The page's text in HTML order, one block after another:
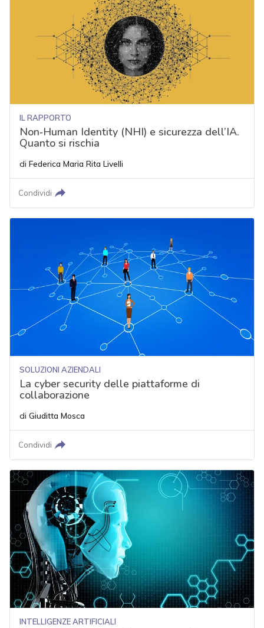
IL RAPPORTO
Non‑Human Identity (NHI) e sicurezza dell’IA.
Quanto si rischia
di Federica Maria Rita Livelli
Condividi
SOLUZIONI AZIENDALI
La cyber security delle piattaforme di
collaborazione
di Giuditta Mosca
Condividi
INTELLIGENZE ARTIFICIALI